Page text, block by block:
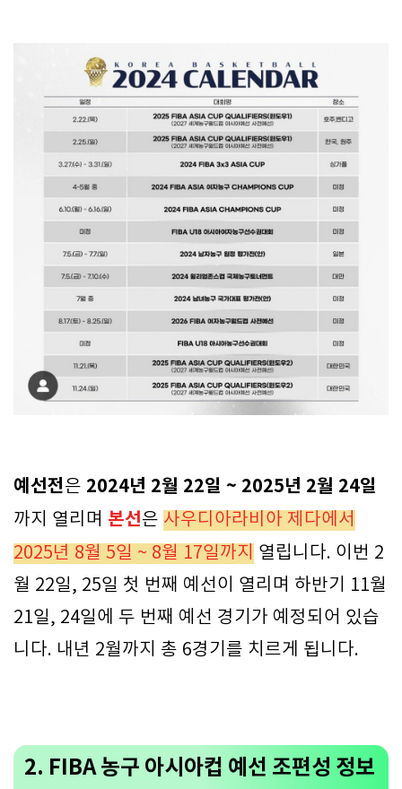
예선전은 2024년 2월 22일 ~ 2025년 2월 24일
까지 열리며 본선은 사우디아라비아 제다에서
2025년 8월 5일 ~ 8월 17일까지 열립니다. 이번 2
월 22일, 25일 첫 번째 예선이 열리며 하반기 11월
21일, 24일에 두 번째 예선 경기가 예정되어 있습
니다. 내년 2월까지 총 6경기를 치르게 됩니다.
2. FIBA 농구 아시아컵 예선 조편성 정보